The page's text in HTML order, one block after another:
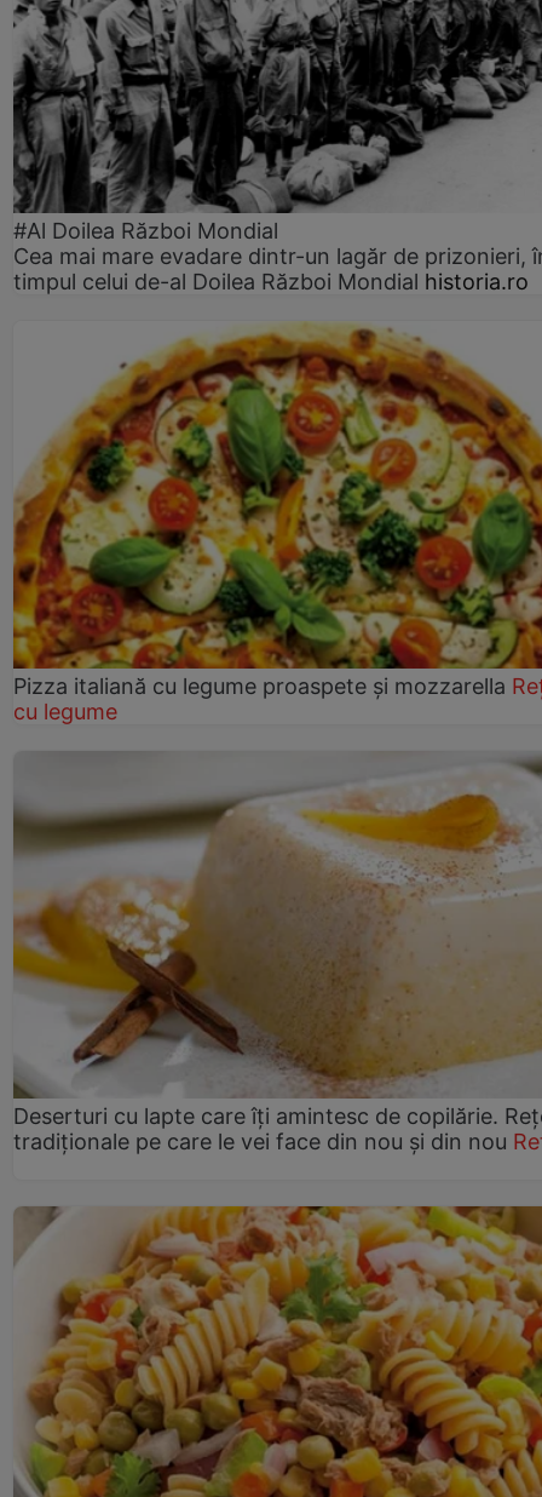
#Al Doilea Război Mondial
Cea mai mare evadare dintr-un lagăr de prizonieri,
timpul celui de-al Doilea Război Mondial historia.ro
Pizza italiană cu legume proaspete și mozzarella
cu legume
Deserturi cu lapte care îți amintesc de copilărie.
tradiționale pe care le vei face din nou și din nou